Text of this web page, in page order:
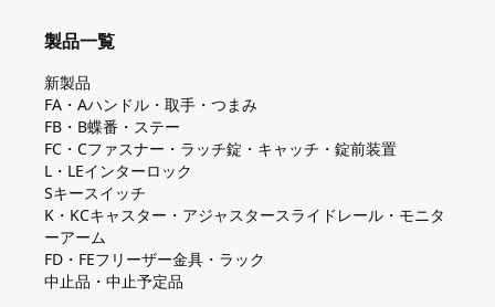
製品一覧
新製品
FA・Aハンドル・取手・つまみ
FB・B蝶番・ステー
FC・Cファスナー・ラッチ錠・キャッチ・錠前装置
L・LEインターロック
Sキースイッチ
K・KCキャスター・アジャスタースライドレール・モニタ
ーアーム
FD・FEフリーザー金具・ラック
中止品・中止予定品